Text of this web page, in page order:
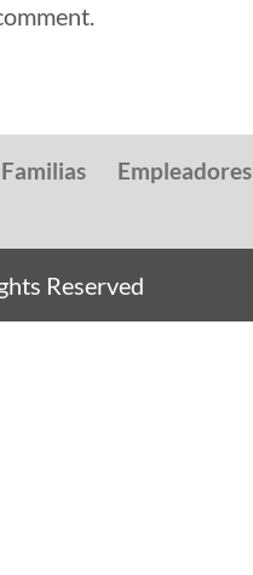
Empleadores
Reserved